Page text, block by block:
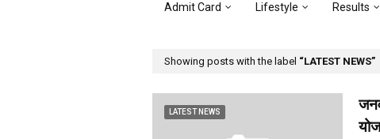
Admit Card Lifestyle Results
Showing posts with the label LATEST NEWS
LATEST NEWS